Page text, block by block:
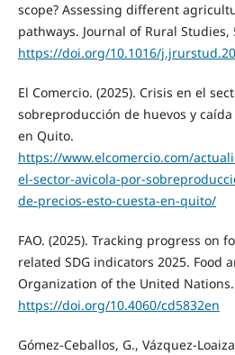
scope? Assessing different
pathways. Journal of Rural Studies,
https://doi.org/10.1016/
El Comercio. (2025). Crisis en el
sobreproducción de huevos y
en Quito.
https://www.elcomercio.com/
el-sector-avicola-por-
de-precios-esto-cuesta-en-quito/
FAO. (2025). Tracking progress on
related SDG indicators 2025. Food
Organization of the United Nations.
https://doi.org/10.4060/cd5832en
Gómez-Ceballos, G., Vázquez-